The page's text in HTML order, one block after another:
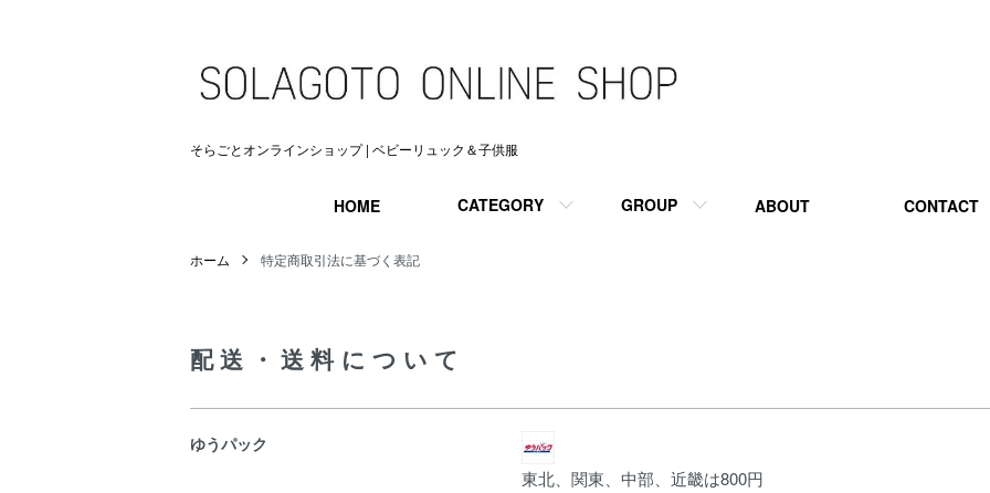
そらごとオンラインショップ | ベビーリュック＆子供服
HOME CATEGORY GROUP ABOUT CONTACT
ホーム 特定商取引法に基づく表記
配送・送料について
ゆうパック
東北、関東、中部、近畿は800円